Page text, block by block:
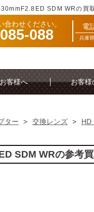
SDM WRの買
合わせください。
088 電
兵庫
客様へ お客様
ター > 交換レンズ >
HD
SDM WRの参考